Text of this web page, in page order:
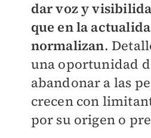
dar voz y
que en la
normalizan.
una oportunidad
abandonar a las
crecen con
por su origen o